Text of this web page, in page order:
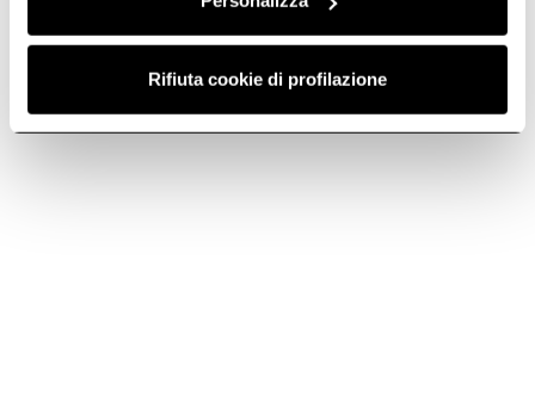
Rifiuta cookie di profilazione